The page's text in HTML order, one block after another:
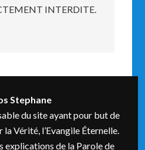
INTERDITE.
Stephane
du site ayant pour but de
la Vérité, l’Evangile Éternelle.
explications de la Parole de